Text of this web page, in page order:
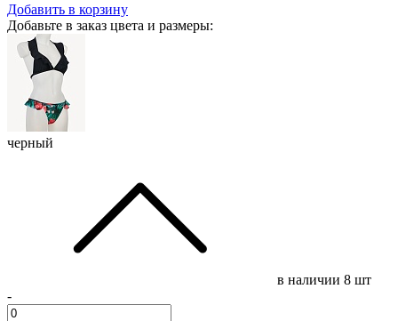
Добавить в корзину
Добавьте в заказ цвета и размеры:
черный
в наличии 8 шт
-